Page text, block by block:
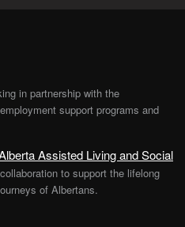
in partnership with the
support programs and
Assisted Living and Social
to support the lifelong
of Albertans.